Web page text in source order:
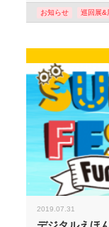
お知らせ 巡回展&
2019.07.31